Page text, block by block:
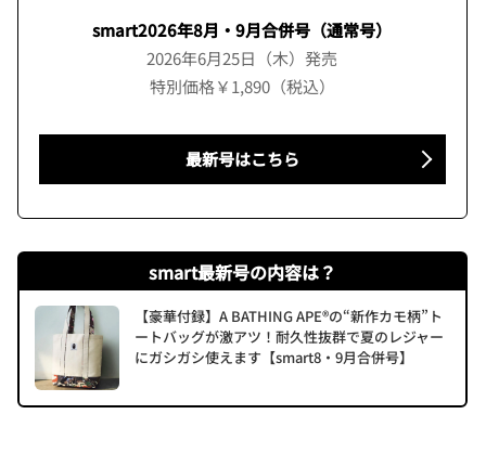
smart2026年8月・9月合併号（通常号）
2026年6月25日（木）発売
特別価格￥1,890（税込）
最新号はこちら
smart最新号の内容は？
【豪華付録】A BATHING APE®の“新作カモ柄”ト
ートバッグが激アツ！耐久性抜群で夏のレジャー
にガシガシ使えます【smart8・9月合併号】